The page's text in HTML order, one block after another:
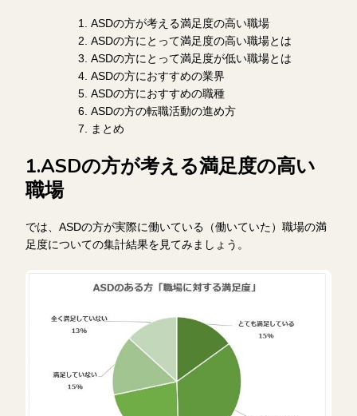
ASDの方が考える満足度の高い職場
ASDの方にとって満足度の高い職場とは
ASDの方にとって満足度が低い職場とは
ASDの方におすすめの業界
ASDの方におすすめの職種
ASDの方の転職活動の進め方
まとめ
1.ASDの方が考える満足度の高い
職場
では、ASDの方が実際に働いている（働いていた）職場の満
足度についての集計結果を見てみましょう。